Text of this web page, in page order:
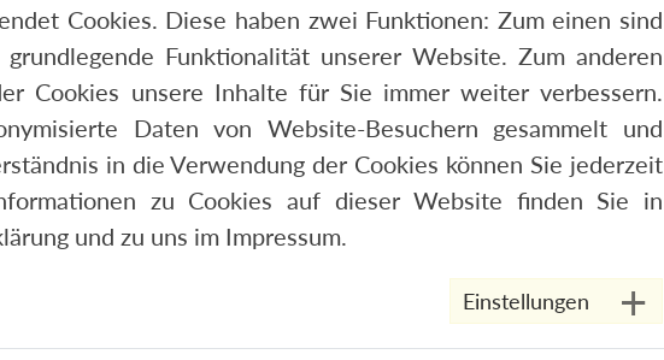
Cookies. Diese haben zwei Funktionen: Zum einen sind
Funktionalität unserer Website. Zum anderen
Cookies unsere Inhalte für Sie immer weiter verbessern.
Daten von Website-Besuchern gesammelt und
in die Verwendung der Cookies können Sie jederzeit
zu Cookies auf dieser Website finden Sie in
und zu uns im Impressum.
Einstellungen